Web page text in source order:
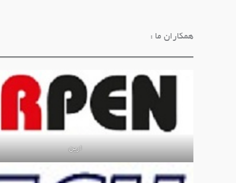
همکاران ما :
ارپن